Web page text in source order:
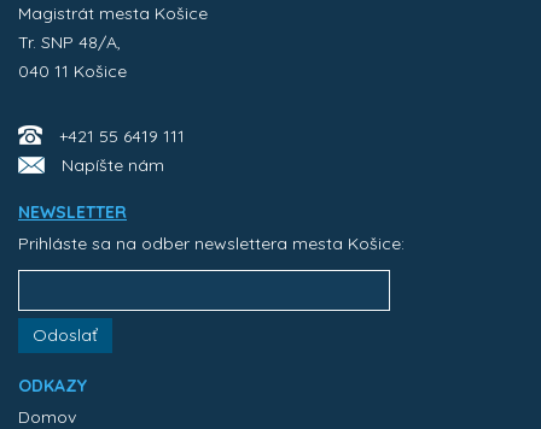
Magistrát mesta Košice
Tr. SNP 48/A,
040 11 Košice
+421 55 6419 111
Napíšte nám
NEWSLETTER
Prihláste sa na odber newslettera mesta Košice:
Odoslať
ODKAZY
Domov